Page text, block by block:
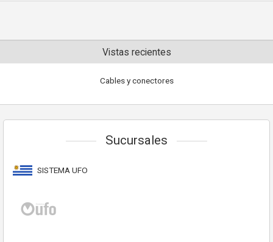
Vistas recientes
Cables y conectores
Sucursales
SISTEMA UFO